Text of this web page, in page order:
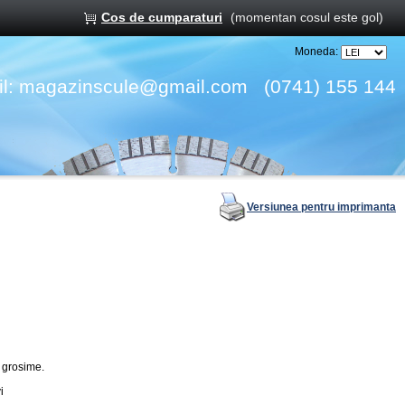
Cos de cumparaturi (momentan cosul este gol)
Moneda:
magazinscule@gmail.com (0741) 155 144
Versiunea pentru imprimanta